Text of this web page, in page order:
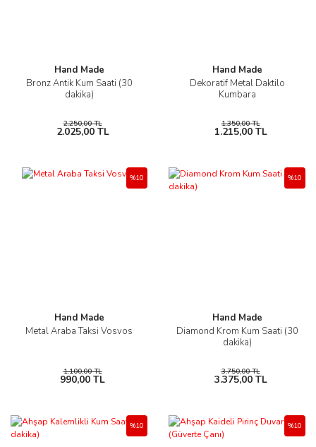
Hand Made
Bronz Antik Kum Saati (30
dakika)
2.250,00 TL
2.025,00 TL
Hand Made
Dekoratif Metal Daktilo
Kumbara
1.350,00 TL
1.215,00 TL
Hand Made
Metal Araba Taksi Vosvos
%10
1.100,00 TL
990,00 TL
Hand Made
Diamond Krom Kum Saati (30
dakika)
%10
3.750,00 TL
3.375,00 TL
%10 %10